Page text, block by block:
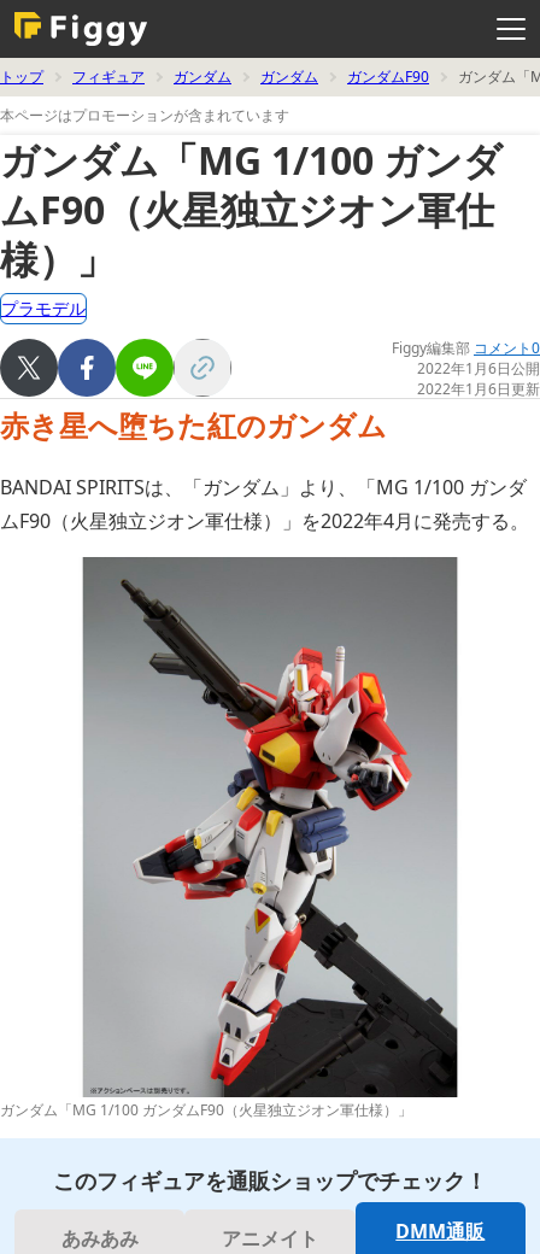
ー
を
開
く
トップ フィギュア ガンダム ガンダム ガンダムF90
ガンダム「
本ページはプロモーションが含まれています
ガンダム「MG 1/100 ガンダ
ムF90（火星独立ジオン軍仕
様）」
プラモデル
Figgy編集部 コメント0
2022年1月6日公開
2022年1月6日更新
赤き星へ堕ちた紅のガンダム
BANDAI SPIRITSは、「ガンダム」より、「MG 1/100 ガンダ
ムF90（火星独立ジオン軍仕様）」を2022年4月に発売する。
ガンダム「MG 1/100 ガンダムF90（火星独立ジオン軍仕様）」
このフィギュアを通販ショップでチェック！
あみあみ アニメイト DMM通販